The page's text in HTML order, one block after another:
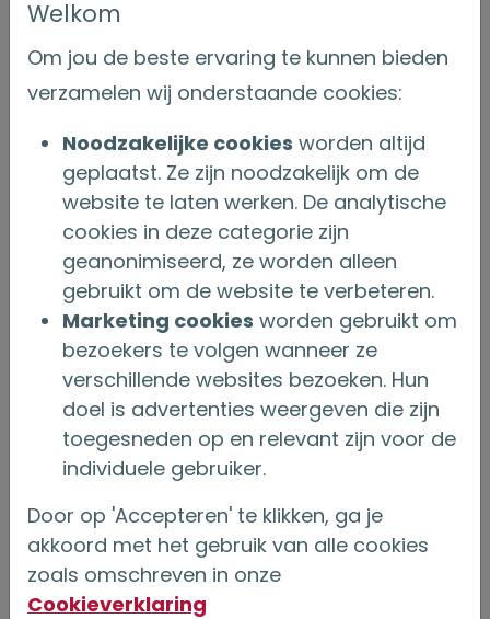
Commissarissen herbenoemd;
Jelle van der Giessen als nieuw lid van de
Raad van Commissarissen benoemd.
De voorzitter sprak haar dank uit aan de
directie, de Raad van Commissarissen en de
aanwezige leden voor hun betrokkenheid en
inbreng. Mevrouw Van den Herik bedankt
namens de directie van Onderlinge Nederland,
mevrouw Boogaard voor 12 jaar vakkundig en
betrokken toezicht. Zij was ook de eerste
vrouwelijke commissaris. Met haar kennis en
ervaring heeft ze Onderlinge Nederland
vooruitgeholpen in de vaart der volkeren.
Na de rondvraag werd de vergadering
gesloten.
Welkom
Om jou de beste ervaring te kunnen bieden
verzamelen wij onderstaande cookies:
Noodzakelijke cookies worden altijd
geplaatst. Ze zijn noodzakelijk om de
website te laten werken. De analytische
cookies in deze categorie zijn
geanonimiseerd, ze worden alleen
gebruikt om de website te verbeteren.
Marketing cookies worden gebruikt om
bezoekers te volgen wanneer ze
verschillende websites bezoeken. Hun
doel is advertenties weergeven die zijn
toegesneden op en relevant zijn voor de
individuele gebruiker.
Door op 'Accepteren' te klikken, ga je
akkoord met het gebruik van alle cookies
zoals omschreven in onze
Cookieverklaring